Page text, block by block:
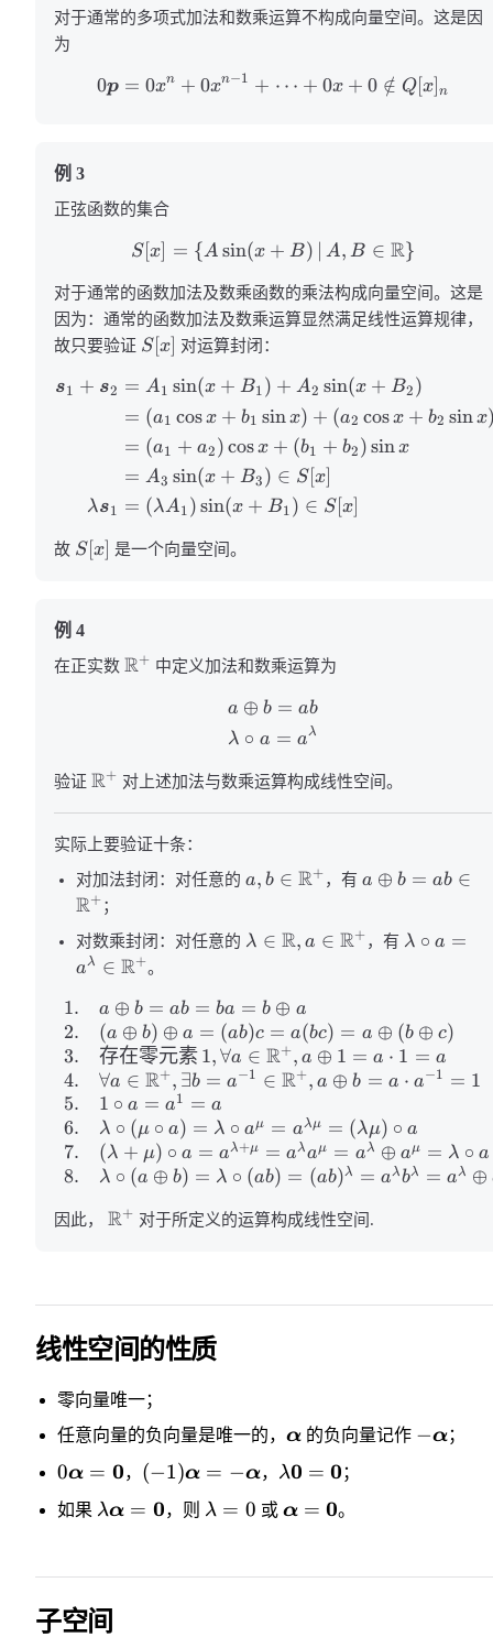
对于通常的多项式加法和数乘运算不构成向量空间。这是因
为
0p = 0xn + 0xn−1 + ⋯ + 0x + 0 ∈
/ Q[x] n
例 3
正弦函数的集合
S [x] = {A sin(x + B) A, B ∈ R}
对于通常的函数加法及数乘函数的乘法构成向量空间。这是
因为：通常的函数加法及数乘运算显然满足线性运算规律，
故只要验证 S [x] 对运算封闭：
s1 + s2
λs1
= A1 sin(x + B1 ) + A2 sin(x + B2 )
= (a1 cosx + b1 sinx) + (a2 cosx + b2 sinx
= (a1 + a2 )cosx + (b1 + b2 ) sinx
= A3 sin(x + B3 ) ∈ S [x]
= (λA1 )sin(x + B1 ) ∈ S [x]
故 S [x] 是一个向量空间。
例 4
在正实数 R+ 中定义加法和数乘运算为
a ⊕ b = ab
λ ∘ a = aλ
验证 R+ 对上述加法与数乘运算构成线性空间。
实际上要验证十条：
对加法封闭：对任意的 a, b ∈ R+ ，有a ⊕ b = ab ∈
R+ ；
对数乘封闭：对任意的 λ ∈ R, a ∈ R+ ，有 λ ∘ a =
aλ ∈ R+。
1.
2.
3.
4.
5.
6.
7.
8.
a ⊕ b = ab = ba = b ⊕ a
(a ⊕ b) ⊕ a = (ab)c = a(bc) = a ⊕ (b ⊕ c)
存在零元素1, ∀a ∈ R+, a ⊕ 1 = a ⋅ 1 = a
∀a ∈ R+, ∃b = a−1 ∈ R+, a ⊕ b = a ⋅ a−1 = 1
1 ∘ a = a1 = a
λ ∘ (μ ∘ a) = λ ∘ aμ = aλμ = (λμ) ∘ a
(λ + μ) ∘ a = aλ+μ = aλ aμ = aλ ⊕ aμ = λ ∘ a
λ ∘ (a ⊕ b) = λ ∘ (ab) = (ab)λ = aλbλ = aλ ⊕
因此， R+ 对于所定义的运算构成线性空间.
线性空间的性质
零向量唯一；
任意向量的负向量是唯一的， α 的负向量记作 −α；
0α = 0， (−1)α = −α， λ0 = 0 ；
如果 λα = 0，则 λ = 0 或 α = 0。
子空间